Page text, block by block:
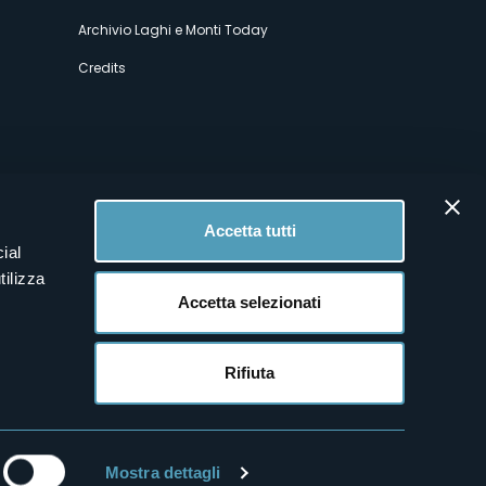
Mostra dettagli
Accetta tutti
Accetta selezionati
Rifiuta
Archivio Laghi e Monti Today
Credits